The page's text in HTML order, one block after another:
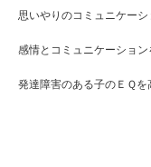
思いやりのコミュニケー
感情とコミュニケーショ
発達障害のある子のＥＱを